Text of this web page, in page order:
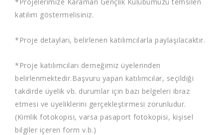
katılım göstermelisiniz.
*Proje detayları, belirlenen katılımcılarla paylaşılacaktır.
*Proje katılımcıları derneğimiz üyelerinden
belirlenmektedir.Başvuru yapan katılımcılar, seçildiği
takdirde üyelik vb. durumlar için bazı belgeleri ibraz
etmesi ve üyeliklerini gerçekleştirmesi zorunludur.
(Kimlik fotokopisi, varsa pasaport fotokopisi, kişisel
bilgiler içeren form v.b.)